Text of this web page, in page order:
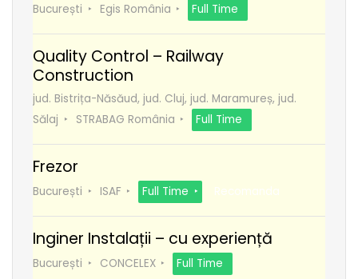
București Egis România Full Time
Quality Control – Railway
Construction
jud. Bistrița-Năsăud, jud. Cluj, jud. Maramureș, jud.
Sălaj
STRABAG România Full Time
Frezor
București ISAF Full Time Recomanda
Inginer Instalații – cu experiență
București CONCELEX Full Time